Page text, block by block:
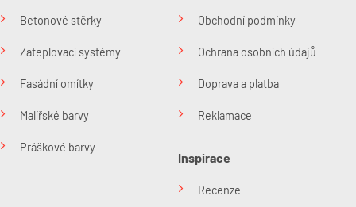
Betonové stěrky
Zateplovací systémy
Fasádní omítky
Malířské barvy
Práškové barvy
Obchodní podmínky
Ochrana osobních údajů
Doprava a platba
Reklamace
Inspirace
Recenze